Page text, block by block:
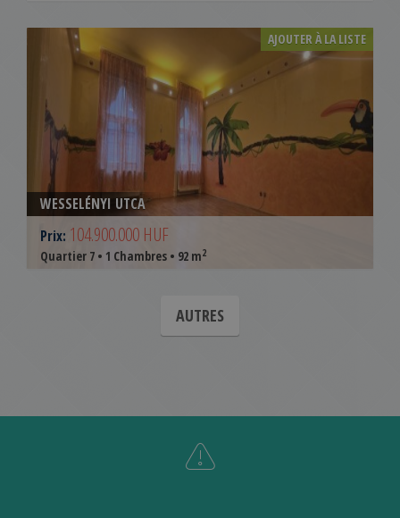
AJOUTER À LA LISTE
WESSELÉNYI UTCA
Prix: 104.900.000 HUF
Quartier 7 • 1 Chambres • 92 m2
AUTRES